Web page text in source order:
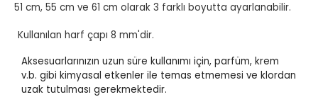
51 cm, 55 cm ve 61 cm olarak 3 farklı boyutta ayarlanabilir.
Kullanılan harf çapı 8 mm'dir.
Aksesuarlarınızın uzun süre kullanımı için, parfüm, krem
v.b. gibi kimyasal etkenler ile temas etmemesi ve klordan
uzak tutulması gerekmektedir.